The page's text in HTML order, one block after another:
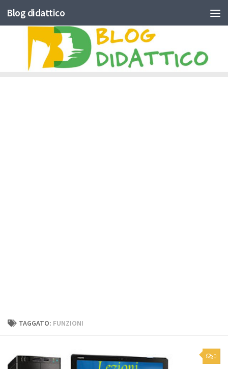
Skip to content
Blog didattico
TAGGATO: FUNZIONI
0